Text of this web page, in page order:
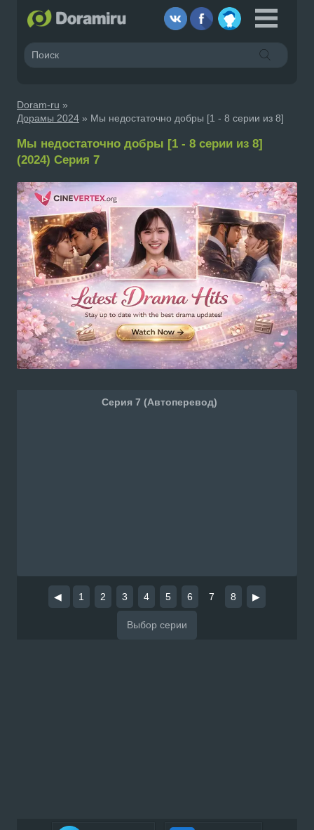
Doram-ru »
Дорамы 2024 » Мы недостаточно добры [1 - 8 серии из 8]
Мы недостаточно добры [1 - 8 серии из 8]
(2024) Серия 7
Серия 7 (Автоперевод)
◀ 1 2 3 4 5 6 7 8 ▶